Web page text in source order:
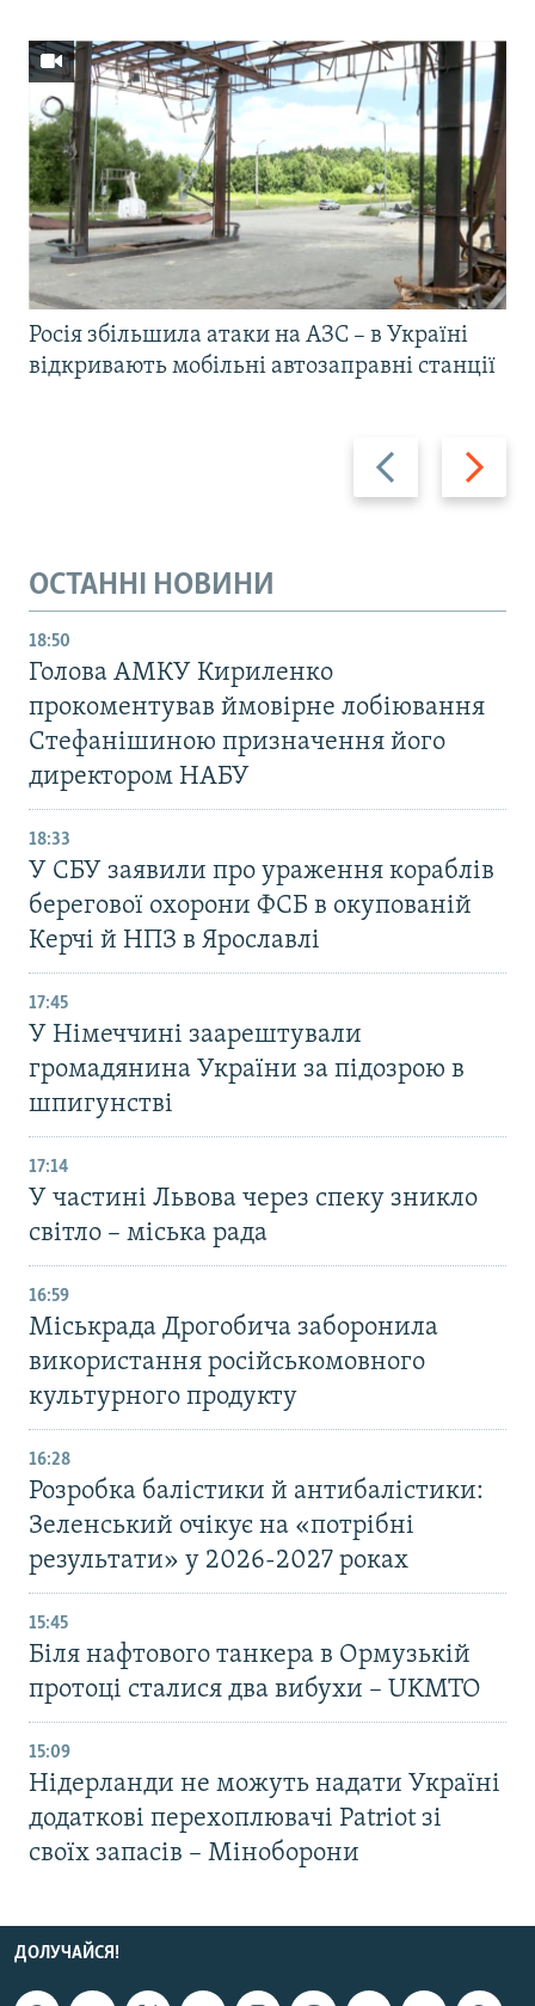
Назад Вперед
Росія збільшила атаки на АЗС – в Україні
відкривають мобільні автозаправні станції
ОСТАННІ НОВИНИ
18:50
Голова АМКУ Кириленко
прокоментував ймовірне лобіювання
Стефанішиною призначення його
директором НАБУ
18:33
У СБУ заявили про ураження кораблів
берегової охорони ФСБ в окупованій
Керчі й НПЗ в Ярославлі
17:45
У Німеччині заарештували
громадянина України за підозрою в
шпигунстві
17:14
У частині Львова через спеку зникло
світло – міська рада
16:59
Міськрада Дрогобича заборонила
використання російськомовного
культурного продукту
16:28
Розробка балістики й антибалістики:
Зеленський очікує на «потрібні
результати» у 2026-2027 роках
15:45
Біля нафтового танкера в Ормузькій
протоці сталися два вибухи – UKMTO
15:09
Нідерланди не можуть надати Україні
додаткові перехоплювачі Patriot зі
своїх запасів – Міноборони
ДОЛУЧАЙСЯ!